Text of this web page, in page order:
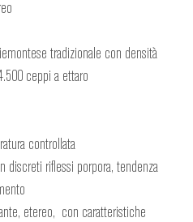
tradizionale con densità
ceppi a ettaro
controllata
riflessi porpora, tendenza
etereo, con caratteristiche